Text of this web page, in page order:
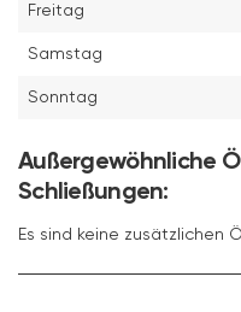
Freitag
Samstag
Sonntag
Außergewöhnliche
Schließungen:
Es sind keine zusätzlichen